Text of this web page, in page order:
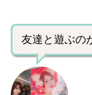
友達と遊ぶの